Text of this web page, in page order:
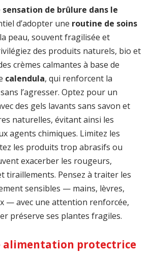
sensation de brûlure dans le
d’adopter une routine de soins
peau, souvent fragilisée et
des produits naturels, bio et
crèmes calmantes à base de
calendula, qui renforcent la
l’agresser. Optez pour un
des gels lavants sans savon et
naturelles, évitant ainsi les
agents chimiques. Limitez les
les produits trop abrasifs ou
exacerber les rougeurs,
tiraillements. Pensez à traiter les
sensibles — mains, lèvres,
— avec une attention renforcée,
préserve ses plantes fragiles.
alimentation protectrice